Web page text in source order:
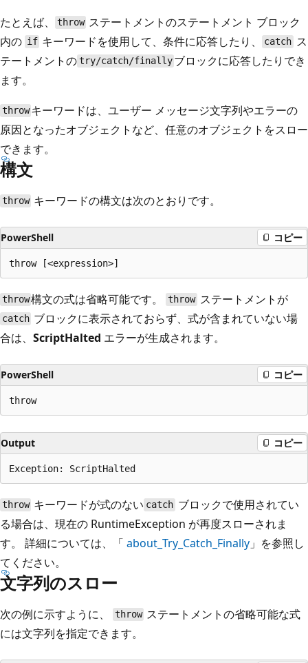
たとえば、
throw ステートメントのステートメント ブロック
内の if キーワードを使用して、条件に応答したり、 catchス
テートメントのtry/catch/finally ブロックに応答したりでき
ます。
throw キーワードは、ユーザー メッセージ文字列やエラーの
原因となったオブジェクトなど、任意のオブジェクトをスロー
できます。
構文
throw キーワードの構文は次のとおりです。
PowerShell コピー
throw構文の式は省略可能です。throwステートメントが
catch ブロックに表示されておらず、式が含まれていない場
合は、 ScriptHalted エラーが生成されます。
PowerShell コピー
Output コピー
throw キーワードが式のない catchブロックで使用されてい
る場合は、現在の RuntimeException が再度スローされま
す。 詳細については、「 about_Try_Catch_Finally 」を参照し
てください。
文字列のスロー
次の例に示すように、 throw ステートメントの省略可能な式
には文字列を指定できます。